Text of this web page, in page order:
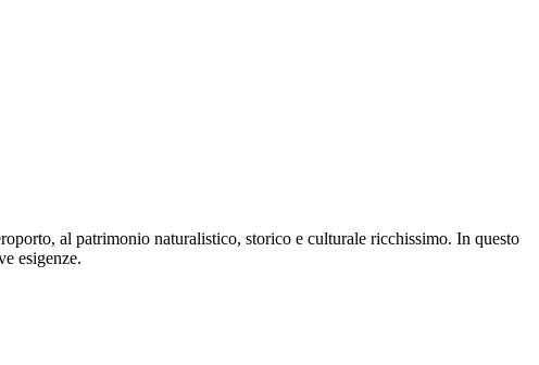
al patrimonio naturalistico, storico e culturale ricchissimo. In questo
esigenze.